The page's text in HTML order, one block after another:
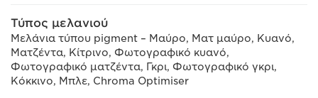
Τύπος μελανιού
Μελάνια τύπου pigment – Μαύρο, Ματ μαύρο, Κυανό,
Ματζέντα, Κίτρινο, Φωτογραφικό κυανό,
Φωτογραφικό ματζέντα, Γκρι, Φωτογραφικό γκρι,
Κόκκινο, Μπλε, Chroma Optimiser